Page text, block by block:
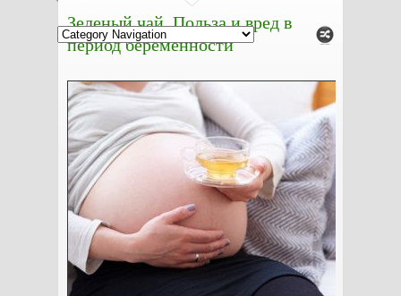
Зеленый чай. Польза и вред в
период беременности